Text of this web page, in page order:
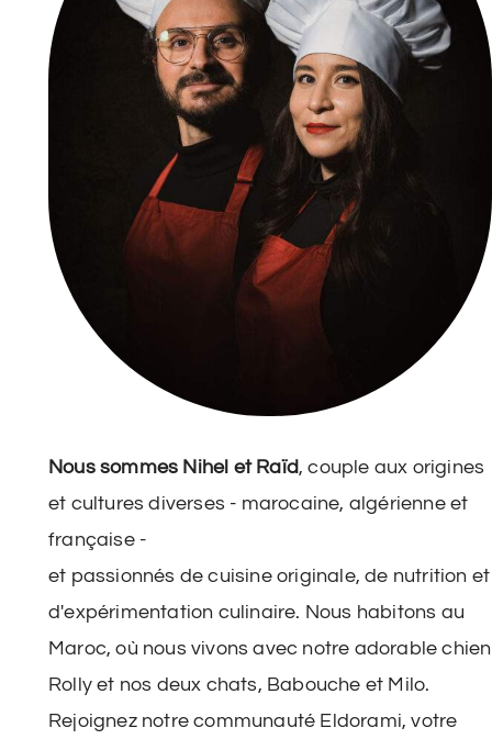
Nous sommes Nihel et Raïd, couple aux origines
et cultures diverses - marocaine, algérienne et
française -
et passionnés de cuisine originale, de nutrition et
d'expérimentation culinaire. Nous habitons au
Maroc, où nous vivons avec notre adorable chien
Rolly et nos deux chats, Babouche et Milo.
Rejoignez notre communauté Eldorami, votre